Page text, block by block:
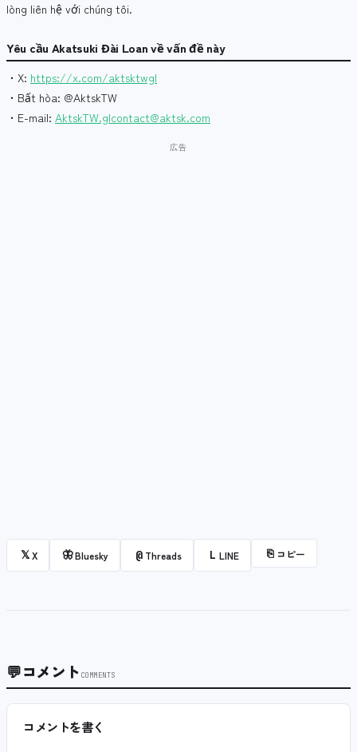
lòng liên hệ với chúng tôi.
Yêu cầu Akatsuki Đài Loan về vấn đề này
・X: https://x.com/aktsktwgl
・Bất hòa: @AktskTW
・E-mail: AktskTW.glcontact@aktsk.com
𝕏X 🦋Bluesky @ Threads L LINE ⎘ コピー
💬コメント COMMENTS
コメントを書く